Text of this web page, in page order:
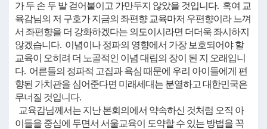
가 두 손 두 발 걷어붙이고 가만두지 않았을 것입니다. 혹여 교
육감님의 저 구호가 지금의 좌편향 교육마저 우편향이라 느껴
서 좌편향을 더 강화하겠다는 의도이시라면 더더욱 좌시하지
않겠습니다. 이념이나 정파의 영향에서 가장 보호되어야 할
교육이 오히려 더 노골적인 이념 대립의 장이 된 지 오래입니
다. 어른들의 정파적 고집과 욕심 때문에 우리 아이들에게 편
향된 가치관을 심어준다면 미래세대는 분열하고 대한민국은
무너질 것입니다.
교육감님께서는 지난 본회의에서 약속하신 것처럼 오직 아
이들을 중심에 두면서 서울교육이 도약할 수 있는 방법을 꼭